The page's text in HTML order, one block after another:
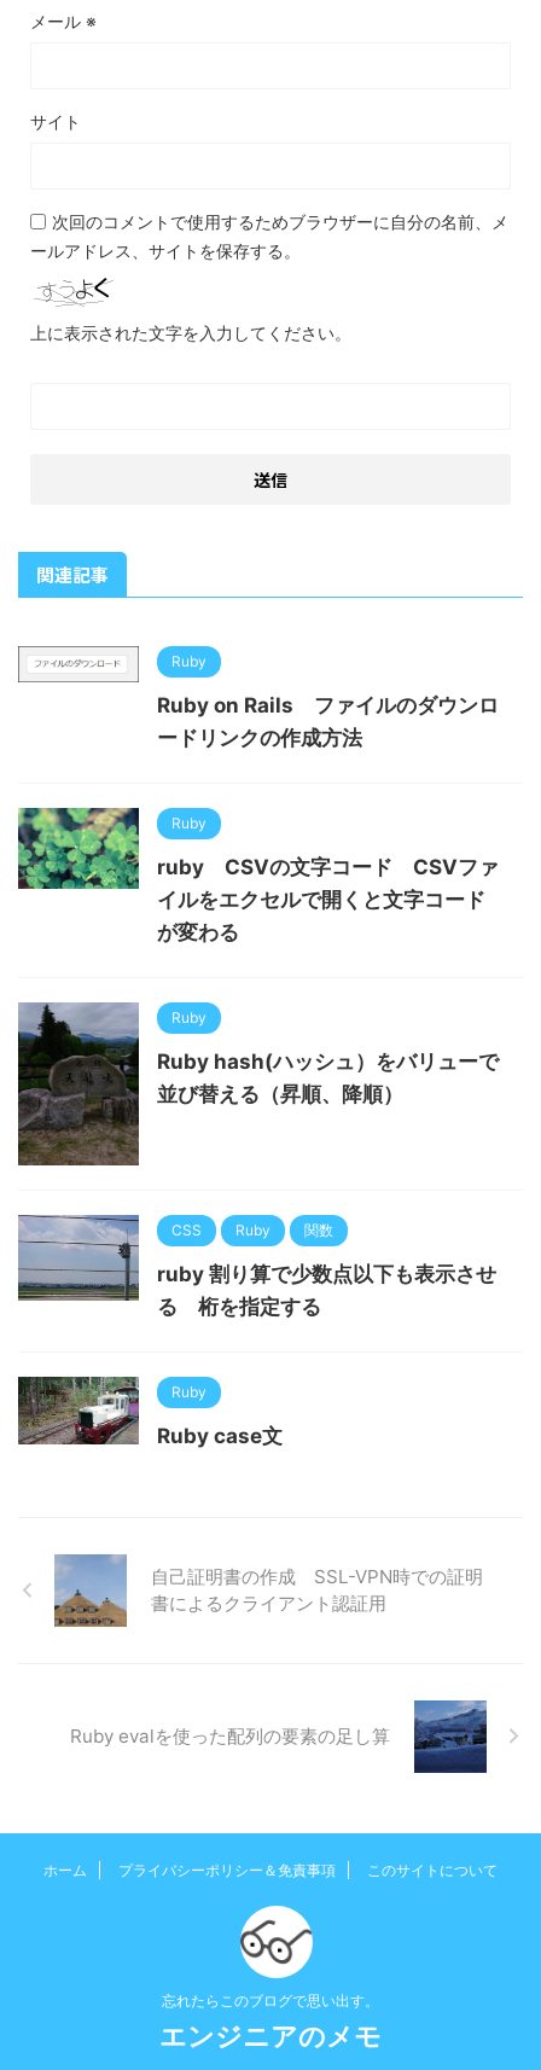
メール ※
サイト
次回のコメントで使用するためブラウザーに自分の名前、メ
ールアドレス、サイトを保存する。
上に表示された文字を入力してください。
関連記事
Ruby
Ruby on Rails ファイルのダウンロ
ードリンクの作成方法
Ruby
ruby CSVの文字コード CSVファ
イルをエクセルで開くと文字コード
が変わる
Ruby
Ruby hash(ハッシュ）をバリューで
並び替える（昇順、降順）
CSS Ruby 関数
ruby 割り算で少数点以下も表示させ
る 桁を指定する
Ruby
Ruby case文
自己証明書の作成 SSL-VPN時での証明
書によるクライアント認証用
Ruby evalを使った配列の要素の足し算
ホーム プライバシーポリシー＆免責事項 このサイトについて
忘れたらこのブログで思い出す。
エンジニアのメモ